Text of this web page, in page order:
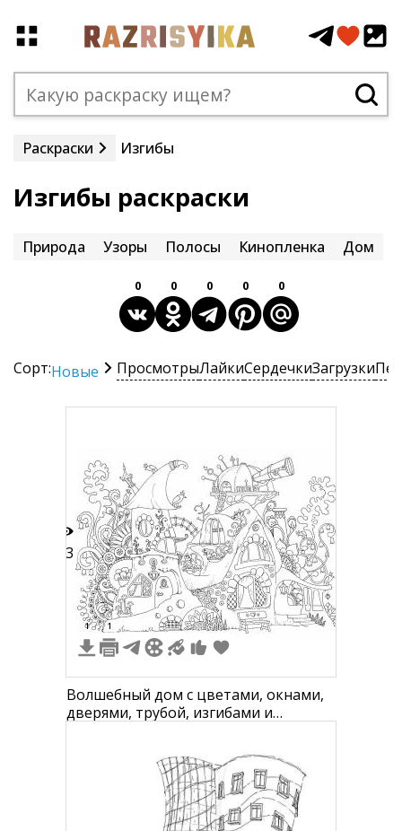
Раскраски Изгибы
Изгибы раскраски
Природа Узоры Полосы Кинопленка Дом
0 0 0 0 0
Сорт:Новые ПросмотрыЛайкиСердечкиЗагрузки
13
1 1
Волшебный дом с цветами, окнами,
дверями, трубой, изгибами и